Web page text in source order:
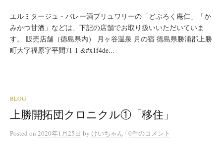
エルミタージュ・バレー酒ブリュワリーの「どぶろく庵仁」「か
みかつ甘酒」などは、下記の店舗でお取り扱いいただいていま
す。 販売店舗（徳島県内） 月ヶ谷温泉 月の宿 徳島県勝浦郡上勝
町大字福原字平間71-1 &#x1f4de...
BLOG
上勝開拓団クロニクル①「移住」
Posted on 2020年1月25日 by けいちゃん /0件のコメント